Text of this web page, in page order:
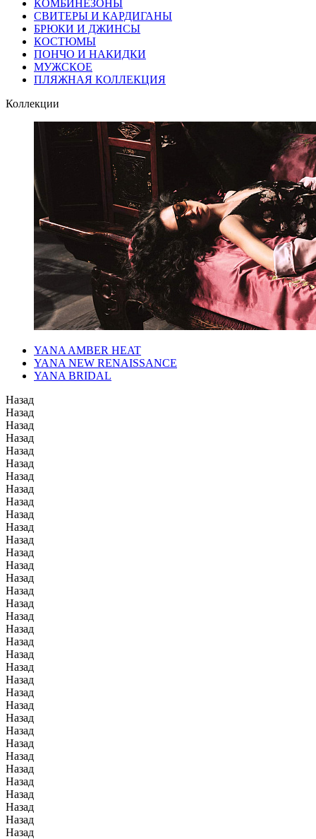
КОМБИНЕЗОНЫ
СВИТЕРЫ И КАРДИГАНЫ
БРЮКИ И ДЖИНСЫ
КОСТЮМЫ
ПОНЧО И НАКИДКИ
МУЖСКОЕ
ПЛЯЖНАЯ КОЛЛЕКЦИЯ
Коллекции
YANA AMBER HEAT
YANA NEW RENAISSANCE
YANA BRIDAL
Назад
Назад
Назад
Назад
Назад
Назад
Назад
Назад
Назад
Назад
Назад
Назад
Назад
Назад
Назад
Назад
Назад
Назад
Назад
Назад
Назад
Назад
Назад
Назад
Назад
Назад
Назад
Назад
Назад
Назад
Назад
Назад
Назад
Назад
Назад